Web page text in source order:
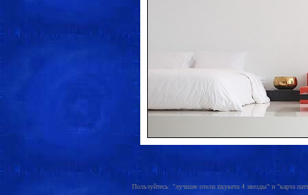
Пользуйтесь: "лучшие отели пхукета 4 звезды" и "карта